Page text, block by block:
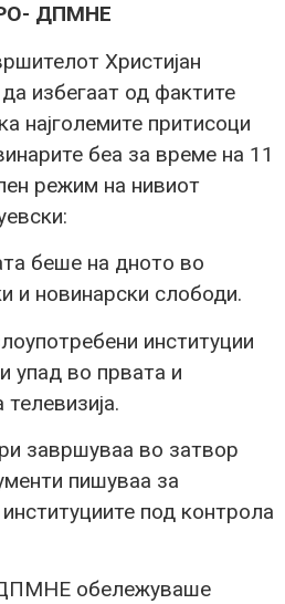
ДПМНЕ
Христијан
избегаат од фактите
најголемите притисоци
беа за време на 11
режим на нивиот
беше на дното во
и новинарски слободи.
институции
упад во првата и
завршуваа во затвор
пишуваа за
под контрола
обележуваше